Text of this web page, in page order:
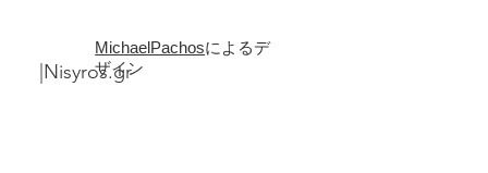
|Nisyros.gr
MichaelPachosによるデ
ザイン